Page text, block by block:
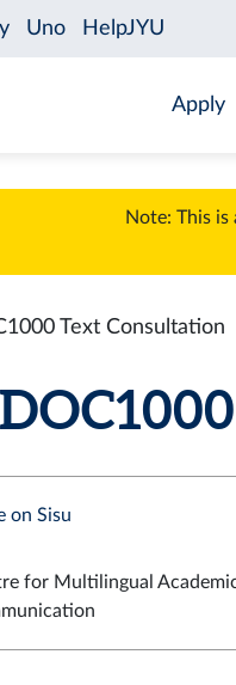
Apply
Note: This
Text Consultation
on Sisu
for Multilingual